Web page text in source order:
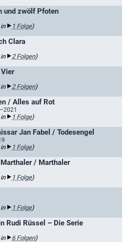
und zwölf Pfoten
1 Folge)
Clara
2 Folgen)
2 Folgen)
/ Alles auf Rot
1 Folge)
Jan Fabel / Todesengel
1 Folge)
/ Marthaler
1 Folge)
1 Folge)
Rudi Rüssel – Die Serie
6 Folgen)